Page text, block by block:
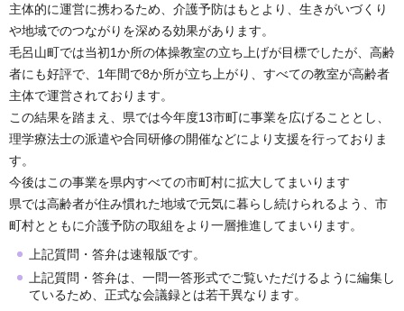
主体的に運営に携わるため、介護予防はもとより、生きがいづくり
や地域でのつながりを深める効果があります。
毛呂山町では当初1か所の体操教室の立ち上げが目標でしたが、高齢
者にも好評で、1年間で8か所が立ち上がり、すべての教室が高齢者
主体で運営されております。
この結果を踏まえ、県では今年度13市町に事業を広げることとし、
理学療法士の派遣や合同研修の開催などにより支援を行っておりま
す。
今後はこの事業を県内すべての市町村に拡大してまいります
県では高齢者が住み慣れた地域で元気に暮らし続けられるよう、市
町村とともに介護予防の取組をより一層推進してまいります。
上記質問・答弁は速報版です。
上記質問・答弁は、一問一答形式でご覧いただけるように編集し
ているため、正式な会議録とは若干異なります。